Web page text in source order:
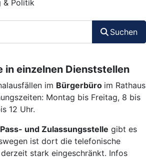
Suchen
in einzelnen Dienststellen
im Bürgerbüro im Rathaus
Montag bis Freitag, 8 bis
12 Uhr.
und Zulassungsstelle gibt es
ist dort die telefonische
stark eingeschränkt. Infos